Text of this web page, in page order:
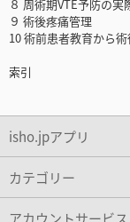
８ 周術期VTE予防の実
９ 術後疼痛管理
10 術前患者教育から
索引
isho.jpアプリ
カテゴリー
アカウントサービス